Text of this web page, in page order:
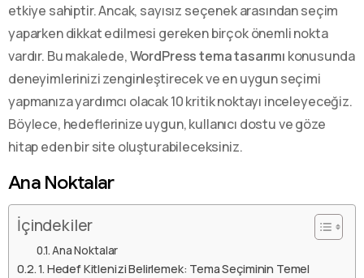
etkiye sahiptir. Ancak, sayısız seçenek arasından seçim
yaparken dikkat edilmesi gereken birçok önemli nokta
vardır. Bu makalede,WordPress tema tasarımı konusunda
deneyimlerinizi zenginleştirecek ve en uygun seçimi
yapmanıza yardımcı olacak 10 kritik noktayı inceleyeceğiz.
Böylece, hedeflerinize uygun, kullanıcı dostu ve göze
hitap eden bir site oluşturabileceksiniz.
Ana Noktalar
İçindekiler
Ana Noktalar
1. Hedef Kitlenizi Belirlemek: Tema Seçiminin Temel